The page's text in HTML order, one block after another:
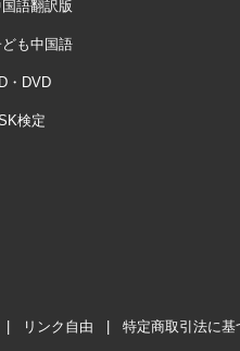
語翻訳版
も中国語
・DVD
検定
リンク自由 特定商取引法に基